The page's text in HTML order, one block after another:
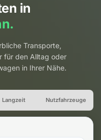
in
Transporte,
für den Alltag oder
in Ihrer Nähe.
Iserlohn
Langzeit Nutzfahrzeuge